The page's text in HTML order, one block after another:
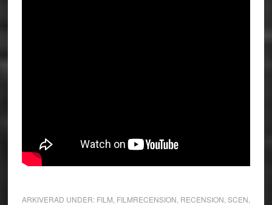
ARKIVERAD UNDER: FILM FILMRECENSION RECENSION SCEN